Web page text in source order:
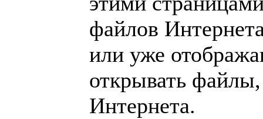
файлов
или уже
открывать
Интернета.